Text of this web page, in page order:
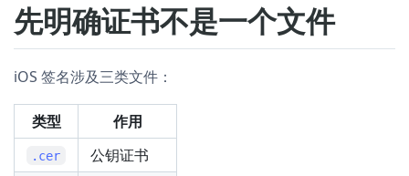
先明确证书不是一个文件
iOS 签名涉及三类文件：
类型 作用
.cer
公钥证书